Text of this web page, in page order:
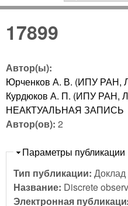
17899
Автор(ы):
Юрченков А. В. (ИПУ РАН,
Курдюков А. П. (ИПУ РАН,
НЕАКТУАЛЬНАЯ ЗАПИСЬ
Автор(ов): 2
Скрыть
Параметры публикации
Тип публикации: Доклад
Название: Discrete
Электронная